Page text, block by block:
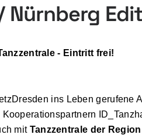
Nürnberg
- Eintritt frei!
ins Leben gerufene
mit Tanzzentrale der